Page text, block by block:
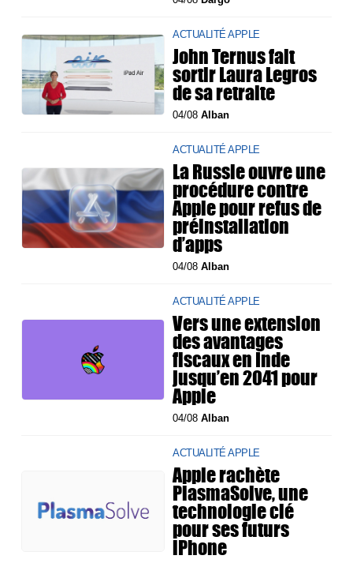
ACTUALITÉ APPLE
John Ternus fait
sortir Laura Legros
de sa retraite
04/08Alban
ACTUALITÉ APPLE
La Russie ouvre une
procédure contre
Apple pour refus de
préinstallation
d’apps
04/08Alban
ACTUALITÉ APPLE
Vers une extension
des avantages
fiscaux en Inde
jusqu’en 2041 pour
Apple
04/08Alban
ACTUALITÉ APPLE
Apple rachète
PlasmaSolve, une
technologie clé
pour ses futurs
iPhone